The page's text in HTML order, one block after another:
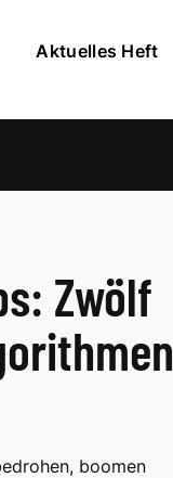
Aktuelles Heft
Zwölf
boomen